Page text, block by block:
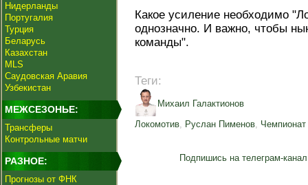
Нидерланды
Португалия
Турция
Беларусь
Казахстан
MLS
Саудовская Аравия
Узбекистан
МЕЖСЕЗОНЬЕ:
Трансферы
Контрольные матчи
РАЗНОЕ:
Прогнозы от ФНК
Какое усиление необходимо
однозначно. И важно, чтобы
команды".
Теги:
Михаил Галактионов
Локомотив, Руслан Пименов,
Подпишись на телеграм-